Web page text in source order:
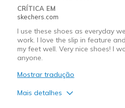
CRÍTICA EM
skechers.com
I use these shoes as everyday
work. I love the slip in feature
my feet well. Very nice shoes! I
anyone.
Mostrar tradução
Mais detalhes